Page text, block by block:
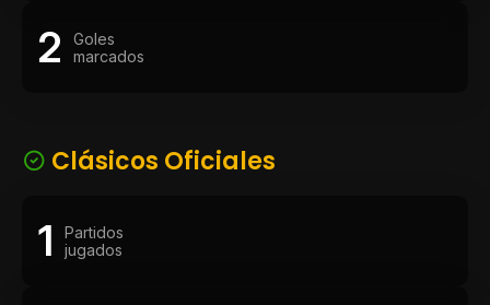
2
Goles
marcados
Clásicos Oficiales
1
Partidos
jugados